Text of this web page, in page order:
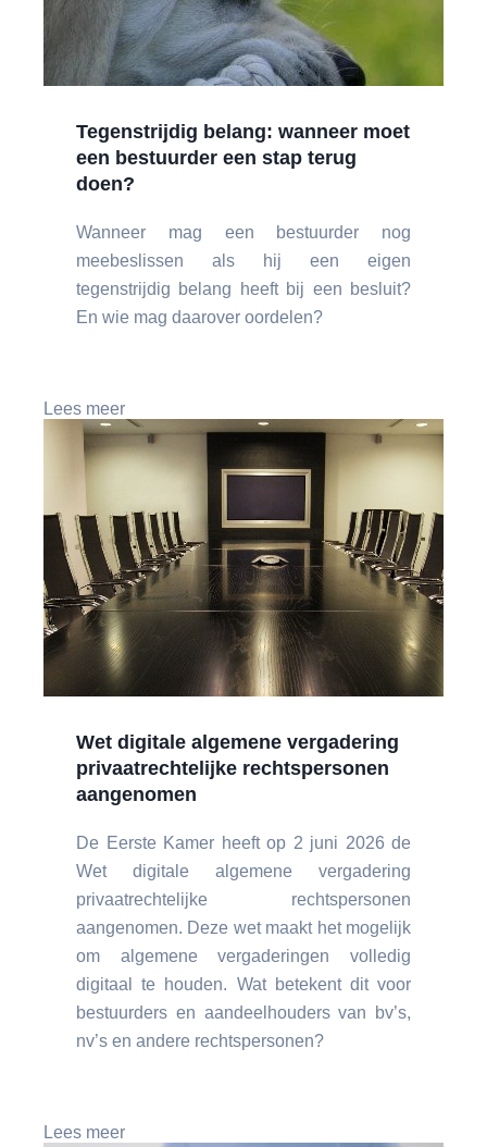
Tegenstrijdig belang: wanneer moet
een bestuurder een stap terug
doen?
Wanneer mag een bestuurder nog
meebeslissen als hij een eigen
tegenstrijdig belang heeft bij een besluit?
En wie mag daarover oordelen?
Lees meer
Wet digitale algemene vergadering
privaatrechtelijke rechtspersonen
aangenomen
De Eerste Kamer heeft op 2 juni 2026 de
Wet digitale algemene vergadering
privaatrechtelijke rechtspersonen
aangenomen. Deze wet maakt het mogelijk
om algemene vergaderingen volledig
digitaal te houden. Wat betekent dit voor
bestuurders en aandeelhouders van bv’s,
nv’s en andere rechtspersonen?
Lees meer